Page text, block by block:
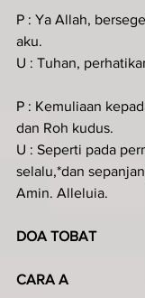
P : Ya Allah,
aku.
U : Tuhan,
P : Kemuliaan
dan Roh kudus.
U : Seperti pada
selalu,*dan
Amin. Alleluia.
DOA TOBAT
CARA A